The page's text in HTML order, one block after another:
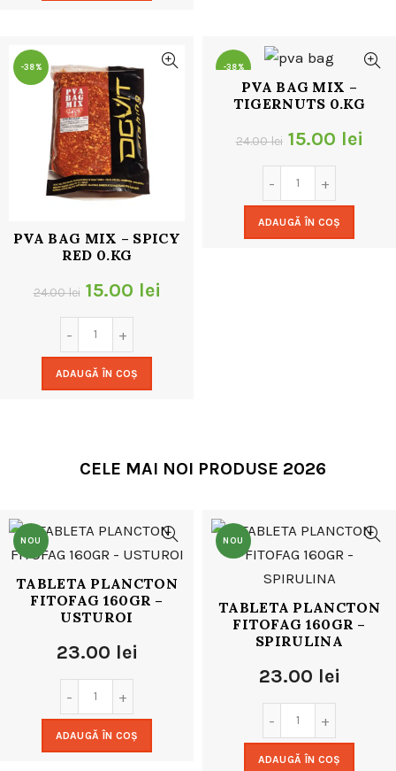
-38%
PVA BAG MIX – SPICY
RED 0.KG
24.00lei Prețul
inițial
a
fost:
15.00 lei
ADAUGĂ ÎN COȘ
-38%
PVA BAG MIX –
TIGERNUTS 0.KG
24.00lei Prețul
inițial
a
fost:
15.00 lei
ADAUGĂ ÎN COȘ
CELE MAI NOI PRODUSE 2026
NOU
TABLETA PLANCTON
FITOFAG 160GR –
USTUROI
23.00 lei
ADAUGĂ ÎN COȘ
NOU
TABLETA PLANCTON
FITOFAG 160GR –
SPIRULINA
23.00 lei
ADAUGĂ ÎN COȘ